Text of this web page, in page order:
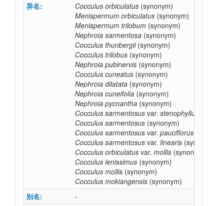
异名:
Cocculus orbiculatus (synonym)
Menispermum orbiculatus (synonym)
Menispermum trilobum (synonym)
Nephroia sarmentosa (synonym)
Cocculus thunbergii(synonym)
Cocculus trilobus (synonym)
Nephroia pubinervis (synonym)
Cocculus cuneatus (synonym)
Nephroia dilatata (synonym)
Nephroia cuneifolia (synonym)
Nephroia pycnantha (synonym)
Cocculus sarmentosus var. stenophyllus
Cocculus sarmentosus (synonym)
Cocculus sarmentosus var. pauciflorus
Cocculus sarmentosus var. linearis (synonym)
Cocculus orbiculatus var. mollis (synonym)
Cocculus lenissimus (synonym)
Cocculus mollis (synonym)
Cocculus mokiangensis (synonym)
别名:
-